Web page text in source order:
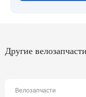
Другие велозапчасти
Велозапчасти